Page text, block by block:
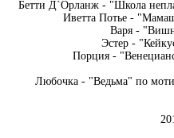
Бетти Д`Орланж - "Школа
Иветта Потье -
Варя -
Эстер -
Порция -
Любочка - "Ведьма" по